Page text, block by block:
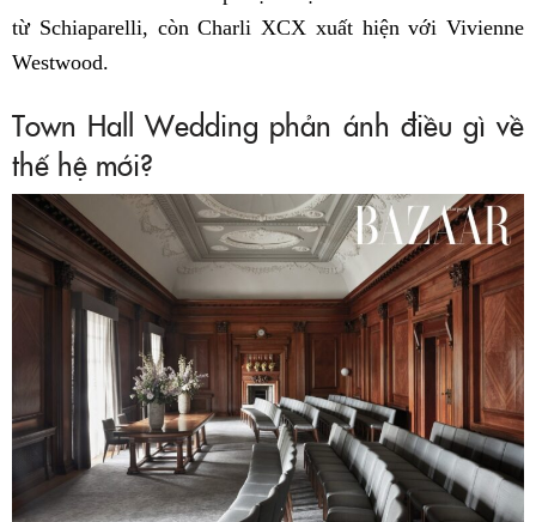
từ Schiaparelli, còn Charli XCX xuất hiện với Vivienne
Westwood.
Town Hall Wedding phản ánh điều gì về
thế hệ mới?